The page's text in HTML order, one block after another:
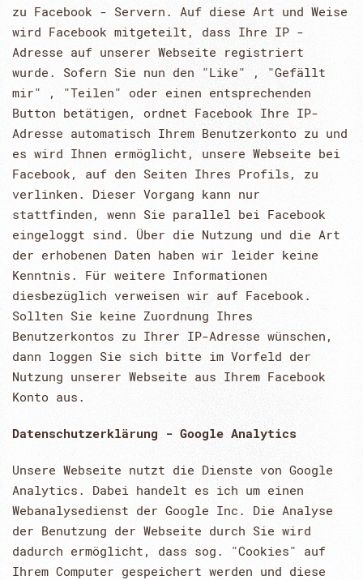
zu Facebook - Servern. Auf diese Art und Weise
wird Facebook mitgeteilt, dass Ihre IP -
Adresse auf unserer Webseite registriert
wurde. Sofern Sie nun den "Like" , "Gefällt
mir" , "Teilen" oder einen entsprechenden
Button betätigen, ordnet Facebook Ihre IP-
Adresse automatisch Ihrem Benutzerkonto zu und
es wird Ihnen ermöglicht, unsere Webseite bei
Facebook, auf den Seiten Ihres Profils, zu
verlinken. Dieser Vorgang kann nur
stattfinden, wenn Sie parallel bei Facebook
eingeloggt sind. Über die Nutzung und die Art
der erhobenen Daten haben wir leider keine
Kenntnis. Für weitere Informationen
diesbezüglich verweisen wir auf Facebook.
Sollten Sie keine Zuordnung Ihres
Benutzerkontos zu Ihrer IP-Adresse wünschen,
dann loggen Sie sich bitte im Vorfeld der
Nutzung unserer Webseite aus Ihrem Facebook
Konto aus.
Datenschutzerklärung - Google Analytics
Unsere Webseite nutzt die Dienste von Google
Analytics. Dabei handelt es ich um einen
Webanalysedienst der Google Inc. Die Analyse
der Benutzung der Webseite durch Sie wird
dadurch ermöglicht, dass sog. "Cookies" auf
Ihrem Computer gespeichert werden und diese